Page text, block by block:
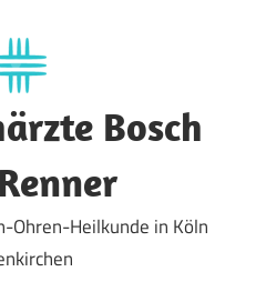
Bosch
Ohren-Heilkunde in Köln